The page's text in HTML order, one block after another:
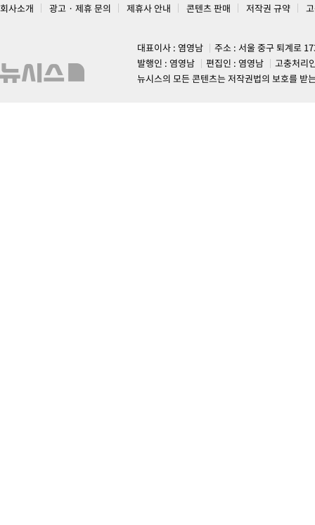
회사소개 광고 · 제휴 문의 제휴사 안내 콘텐츠 판매 저작권 규약
대표이사 : 염영남
주소 : 서울 중구 퇴계로
발행인 : 염영남
편집인 : 염영남
고충처리
뉴시스의 모든 콘텐츠는 저작권법의 보호를